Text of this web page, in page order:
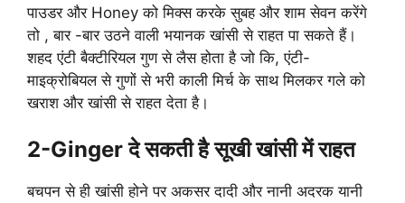
पाउडर और Honey को मिक्स करके सुबह और शाम सेवन करेंगे
तो , बार -बार उठने वाली भयानक खांसी से राहत पा सकते हैं।
शहद एंटी बैक्टीरियल गुण से लैस होता है जो कि, एंटी-
माइक्रोबियल से गुणों से भरी काली मिर्च के साथ मिलकर गले को
खराश और खांसी से राहत देता है।
2-Ginger दे सकती है सूखी खांसी में राहत
बचपन से ही खांसी होने पर अकसर दादी और नानी अदरक यानी